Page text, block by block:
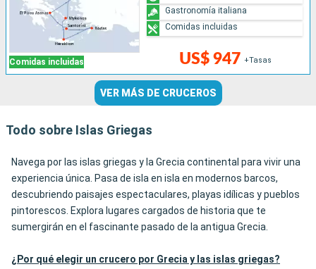
Comidas incluidas US$ 947 +Tasas
Gastronomía italiana
Comidas incluidas
VER MÁS DE CRUCEROS
Todo sobre Islas Griegas
Navega por las islas griegas y la Grecia continental para vivir una
experiencia única. Pasa de isla en isla en modernos barcos,
descubriendo paisajes espectaculares, playas idílicas y pueblos
pintorescos. Explora lugares cargados de historia que te
sumergirán en el fascinante pasado de la antigua Grecia.
¿Por qué elegir un crucero por Grecia y las islas griegas?